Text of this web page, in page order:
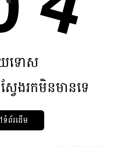
ទោស
ែងរកមិនមានទេ
ព័រដើម